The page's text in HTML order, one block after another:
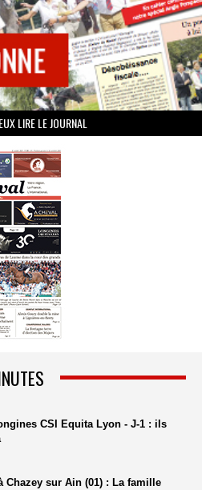
LIRE LE JOURNAL
CSI Equita Lyon - J-1 : ils
Chazey sur Ain (01) : La famille